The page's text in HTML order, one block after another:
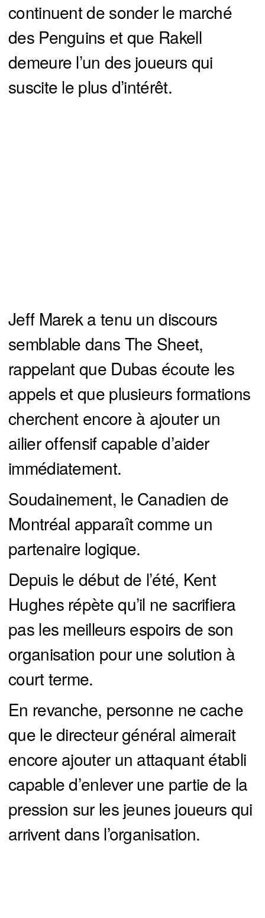
continuent de sonder le marché
des Penguins et que Rakell
demeure l’un des joueurs qui
suscite le plus d’intérêt.
Jeff Marek a tenu un discours
semblable dans The Sheet,
rappelant que Dubas écoute les
appels et que plusieurs formations
cherchent encore à ajouter un
ailier offensif capable d’aider
immédiatement.
Soudainement, le Canadien de
Montréal apparaît comme un
partenaire logique.
Depuis le début de l’été, Kent
Hughes répète qu’il ne sacrifiera
pas les meilleurs espoirs de son
organisation pour une solution à
court terme.
En revanche, personne ne cache
que le directeur général aimerait
encore ajouter un attaquant établi
capable d’enlever une partie de la
pression sur les jeunes joueurs qui
arrivent dans l’organisation.